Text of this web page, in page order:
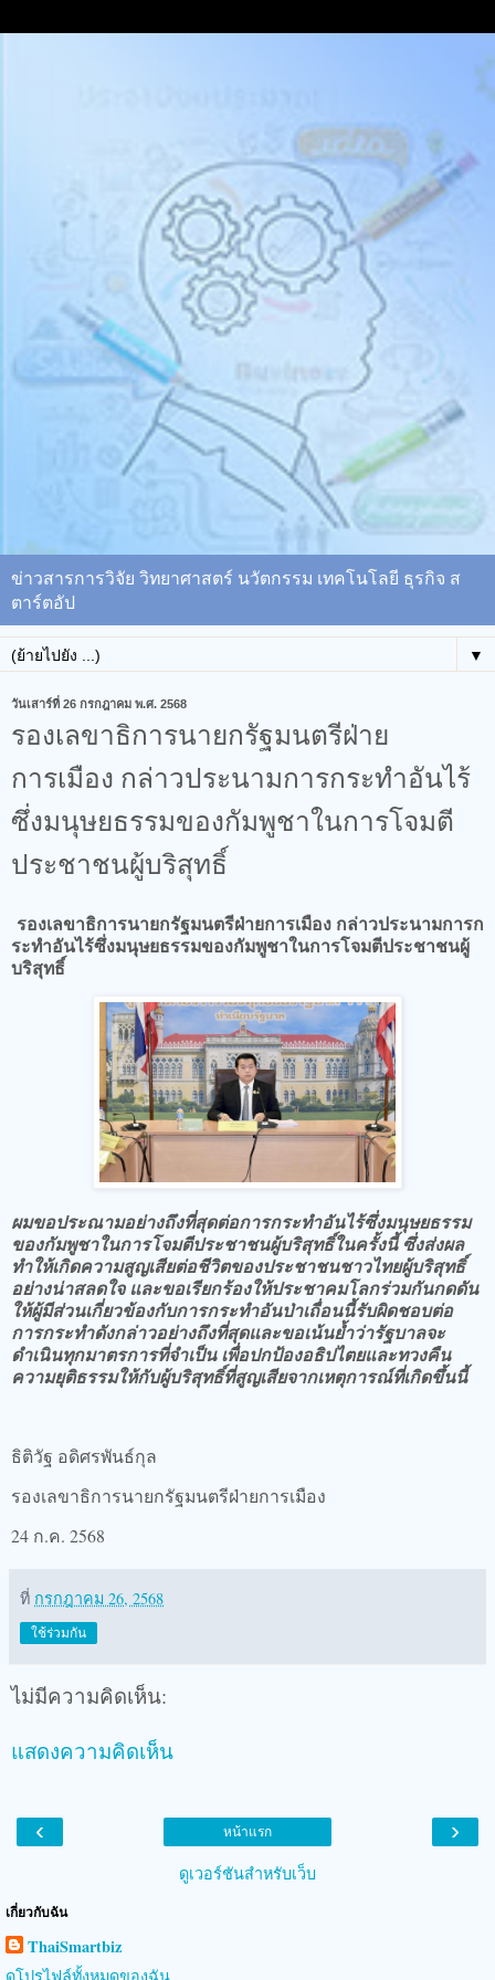
ข่าวสารการวิจัย วิทยาศาสตร์ นวัตกรรม เทคโนโลยี ธุรกิจ ส
ตาร์ตอัป
▼
วันเสาร์ที่ 26 กรกฎาคม พ.ศ. 2568
รองเลขาธิการนายกรัฐมนตรีฝ่าย
การเมือง​ กล่าวประนามการกระทำอันไร้
ซึ่งมนุษยธรรมของกัมพูชาในการโจมตี
ประชาชนผู้บริสุทธิ์
รองเลขาธิการนายกรัฐมนตรีฝ่ายการเมือง​ กล่าวประนามการก
ระทำอันไร้ซึ่งมนุษยธรรมของกัมพูชาในการโจมตีประชาชนผู้
บริสุทธิ์
ผมขอประณามอย่างถึงที่สุดต่อการกระทำอันไร้ซึ่งมนุษยธรรม
ของกัมพูชาในการโจมตีประชาชนผู้บริสุทธิ์ในครั้งนี้ ซึ่งส่งผล
ทำให้เกิดความสูญเสียต่อชีวิตของประชาชนชาวไทยผู้บริสุทธิ์
อย่างน่าสลดใจ และขอเรียกร้องให้ประชาคมโลกร่วมกันกดดัน
ให้ผู้มีส่วนเกี่ยวข้องกับการกระทำอันป่าเถื่อนนี้รับผิดชอบต่อ
การกระทำดังกล่าวอย่างถึงที่สุดและขอเน้นย้ำว่ารัฐบาลจะ
ดำเนินทุกมาตรการที่จำเป็น เพื่อปกป้องอธิปไตยและทวงคืน
ความยุติธรรมให้กับผู้บริสุทธิ์ที่สูญเสียจากเหตุการณ์ที่เกิดขึ้นนี้
ธิติวัฐ อดิศรพันธ์กุล
รองเลขาธิการนายกรัฐมนตรีฝ่ายการเมือง
24 ก.ค. 2568
ที่ กรกฎาคม 26, 2568
ใช้ร่วมกัน
ไม่มีความคิดเห็น:
แสดงความคิดเห็น
‹ ›
หน้าแรก
ดูเวอร์ชันสำหรับเว็บ
เกี่ยวกับฉัน
ThaiSmartbiz